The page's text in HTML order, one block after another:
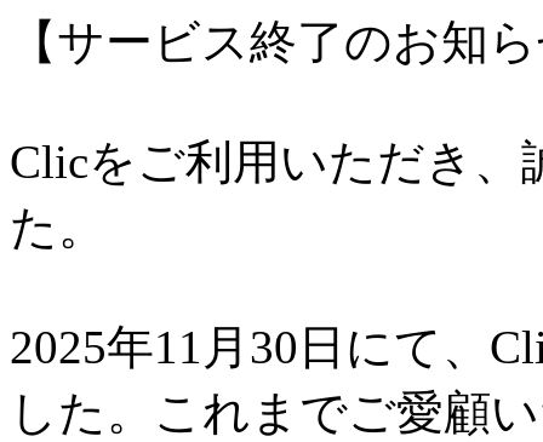
【サービス終了のお知
Clicをご利用いただき
た。
2025年11月30日にて、
した。これまでご愛顧